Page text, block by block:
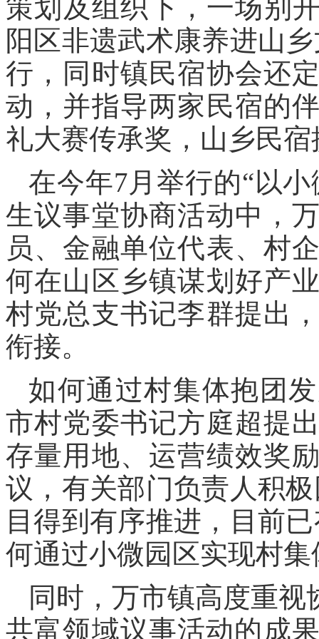
策划及组织下，一场别
阳区非遗武术康养进山
行，同时镇民宿协会还
动，并指导两家民宿的
礼大赛传承奖，山乡民
在今年7月举行的“以
生议事堂协商活动中，
员、金融单位代表、村
何在山区乡镇谋划好产
村党总支书记李群提出
衔接。
如何通过村集体抱团
市村党委书记方庭超提
存量用地、运营绩效奖
议，有关部门负责人积
目得到有序推进，目前
何通过小微园区实现村
同时，万市镇高度重视
共富领域议事活动的成